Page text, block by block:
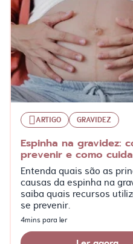
ARTIGO GRAVIDEZ
Espinha na gravidez:
prevenir e como
Entenda quais são as
causas da espinha na
saiba quais recursos
se prevenir.
4mins para ler